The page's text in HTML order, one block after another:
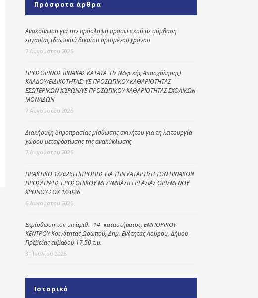
Kοινωνικό
φαρμακείο
Πρόγραμμα
“Βοήθεια στο σπίτι”
Κέντρο Ημερήσιας
Φροντίδας
Πρόσφατα άρθρα
Ανακοίνωση για την πρόσληψη προσωπικού με σύμβαση
εργασίας ιδιωτικού δικαίου ορισμένου χρόνου
7 Αυγούστου 2026
ΠΡΟΣΩΡΙΝΟΣ ΠΙΝΑΚΑΣ ΚΑΤΑΤΑΞΗΣ (Μερικής Απασχόλησης)
ΚΛΑΔΟΥ/ΕΙΔΙΚΟΤΗΤΑΣ: ΥΕ ΠΡΟΣΩΠΙΚΟΥ ΚΑΘΑΡΙΟΤΗΤΑΣ
ΕΣΩΤΕΡΙΚΩΝ ΧΩΡΩΝ/ΥΕ ΠΡΟΣΩΠΙΚΟΥ ΚΑΘΑΡΙΟΤΗΤΑΣ ΣΧΟΛΙΚΩΝ
ΜΟΝΑΔΩΝ
7 Αυγούστου 2026
Διακήρυξη δημοπρασίας μίσθωσης ακινήτου για τη λειτουργία
χώρου μεταφόρτωσης της ανακύκλωσης
7 Αυγούστου 2026
ΠΡΑΚΤΙΚΟ 1/2026ΕΠΙΤΡΟΠΗΣ ΓΙΑ ΤΗΝ ΚΑΤΑΡΤΙΣΗ ΤΩΝ ΠΙΝΑΚΩΝ
ΠΡΟΣΛΗΨΗΣ ΠΡΟΣΩΠΙΚΟΥ ΜΕΣΥΜΒΑΣΗ ΕΡΓΑΣΙΑΣ ΟΡΙΣΜΕΝΟΥ
ΧΡΟΝΟΥ ΣΟΧ 1/2026
6 Αυγούστου 2026
Εκμίσθωση του υπ΄ αριθ. -14- καταστήματος, ΕΜΠΟΡΙΚΟΥ
ΚΕΝΤΡΟΥ Κοινότητας Ωρωπού, Δημ. Ενότητας Λούρου, Δήμου
Πρέβεζας εμβαδού 17,50 τ.μ.
31 Ιουλίου 2026
Ιστορικό